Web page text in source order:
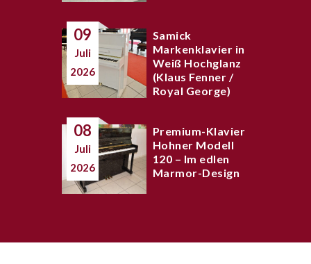
09
Juli
2026
Samick
Markenklavier in
Weiß Hochglanz
(Klaus Fenner /
Royal George)
08
Juli
2026
Premium-Klavier
Hohner Modell
120 – Im edlen
Marmor-Design